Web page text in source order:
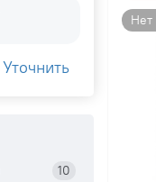
Уточнить
10
Нет